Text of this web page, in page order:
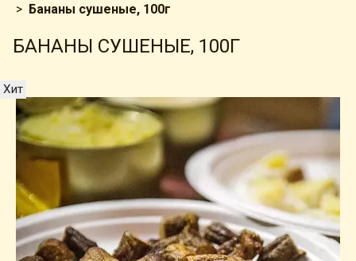
Бананы сушеные, 100г
БАНАНЫ СУШЕНЫЕ, 100Г
Хит